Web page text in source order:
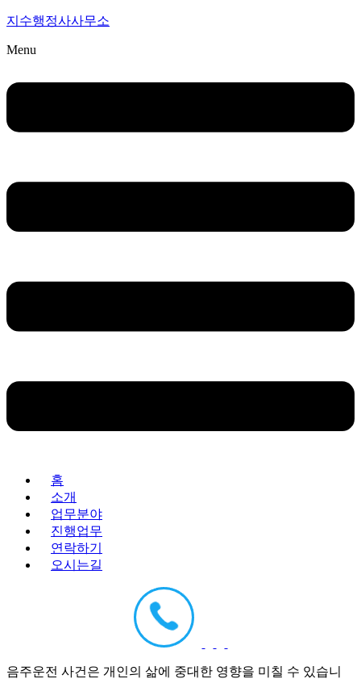
지수행정사사무소
Menu
홈
소개
업무분야
진행업무
연락하기
오시는길
음주운전 사건은 개인의 삶에 중대한 영향을 미칠 수 있습니